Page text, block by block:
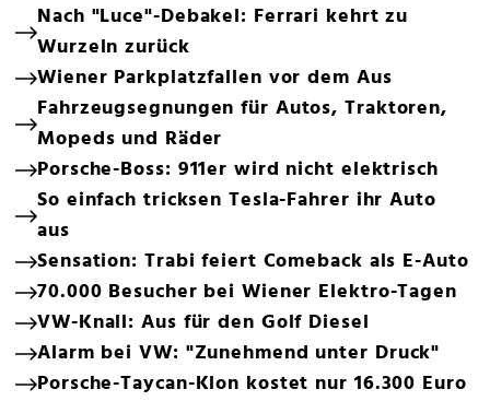
Nach "Luce"-Debakel: Ferrari kehrt zu
Wurzeln zurück
Wiener Parkplatzfallen vor dem Aus
Fahrzeugsegnungen für Autos, Traktoren,
Mopeds und Räder
Porsche-Boss: 911er wird nicht elektrisch
So einfach tricksen Tesla-Fahrer ihr Auto
aus
Sensation: Trabi feiert Comeback als E-Auto
70.000 Besucher bei Wiener Elektro-Tagen
VW-Knall: Aus für den Golf Diesel
Alarm bei VW: "Zunehmend unter Druck"
Porsche-Taycan-Klon kostet nur 16.300 Euro